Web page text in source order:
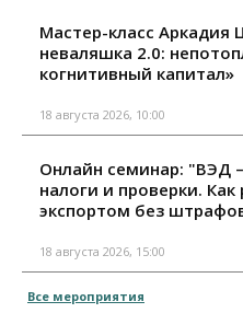
Мастер-класс Аркадия
неваляшка 2.0:
когнитивный капитал»
18 августа 2026, 10:00
Онлайн семинар: "ВЭД
налоги и проверки.
экспортом без
18 августа 2026, 15:00
Все мероприятия